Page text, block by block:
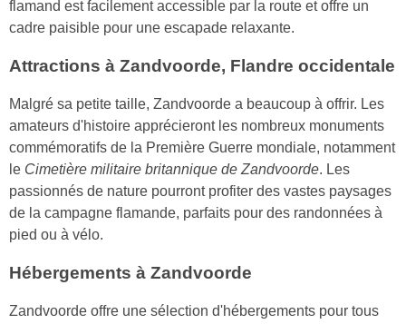
flamand est facilement accessible par la route et offre un
cadre paisible pour une escapade relaxante.
Attractions à Zandvoorde, Flandre occidentale
Malgré sa petite taille, Zandvoorde a beaucoup à offrir. Les
amateurs d'histoire apprécieront les nombreux monuments
commémoratifs de la Première Guerre mondiale, notamment
le Cimetière militaire britannique de Zandvoorde. Les
passionnés de nature pourront profiter des vastes paysages
de la campagne flamande, parfaits pour des randonnées à
pied ou à vélo.
Hébergements à Zandvoorde
Zandvoorde offre une sélection d'hébergements pour tous